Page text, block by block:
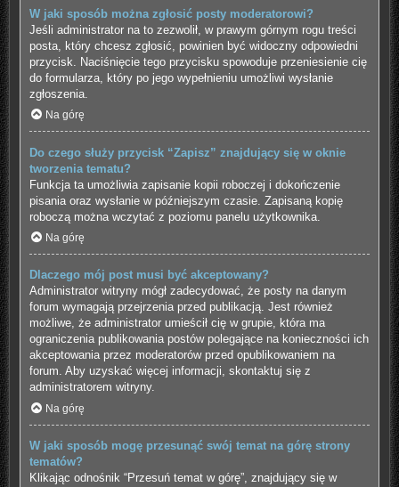
W jaki sposób można zgłosić posty moderatorowi?
Jeśli administrator na to zezwolił, w prawym górnym rogu treści
posta, który chcesz zgłosić, powinien być widoczny odpowiedni
przycisk. Naciśnięcie tego przycisku spowoduje przeniesienie cię
do formularza, który po jego wypełnieniu umożliwi wysłanie
zgłoszenia.
Na górę
Do czego służy przycisk “Zapisz” znajdujący się w oknie
tworzenia tematu?
Funkcja ta umożliwia zapisanie kopii roboczej i dokończenie
pisania oraz wysłanie w późniejszym czasie. Zapisaną kopię
roboczą można wczytać z poziomu panelu użytkownika.
Na górę
Dlaczego mój post musi być akceptowany?
Administrator witryny mógł zadecydować, że posty na danym
forum wymagają przejrzenia przed publikacją. Jest również
możliwe, że administrator umieścił cię w grupie, która ma
ograniczenia publikowania postów polegające na konieczności ich
akceptowania przez moderatorów przed opublikowaniem na
forum. Aby uzyskać więcej informacji, skontaktuj się z
administratorem witryny.
Na górę
W jaki sposób mogę przesunąć swój temat na górę strony
tematów?
Klikając odnośnik “Przesuń temat w górę”, znajdujący się w